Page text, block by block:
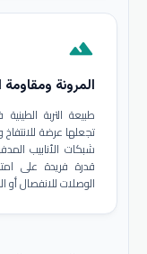
terrain
المرونة
طبيعة التربة
تجعلها عرضة
قدرة فريدة على
الوصلات للانفصال أو